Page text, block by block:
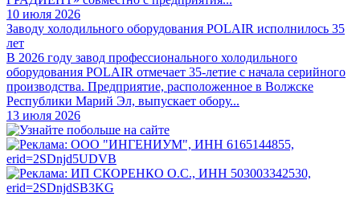
10 июля 2026
Заводу холодильного оборудования POLAIR исполнилось 35
лет
В 2026 году завод профессионального холодильного
оборудования POLAIR отмечает 35-летие с начала серийного
производства. Предприятие, расположенное в Волжске
Республики Марий Эл, выпускает обору...
13 июля 2026